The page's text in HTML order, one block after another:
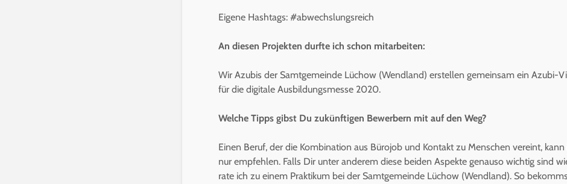
Eigene Hashtags: #abwechslungsreich
An diesen Projekten durfte ich schon mitarbeiten:
Wir Azubis der Samtgemeinde Lüchow (Wendland) erstellen gemeinsam ein Azubi-
für die digitale Ausbildungsmesse 2020.
Welche Tipps gibst Du zukünftigen Bewerbern mit auf den Weg?
Einen Beruf, der die Kombination aus Bürojob und Kontakt zu Menschen vereint, kann
nur empfehlen. Falls Dir unter anderem diese beiden Aspekte genauso wichtig sind
rate ich zu einem Praktikum bei der Samtgemeinde Lüchow (Wendland). So